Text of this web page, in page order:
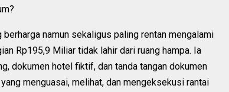
namun sekaligus paling rentan mengalami
Rp195,9 Miliar tidak lahir dari ruang hampa. Ia
dokumen hotel fiktif, dan tanda tangan dokumen
menguasai, melihat, dan mengeksekusi rantai